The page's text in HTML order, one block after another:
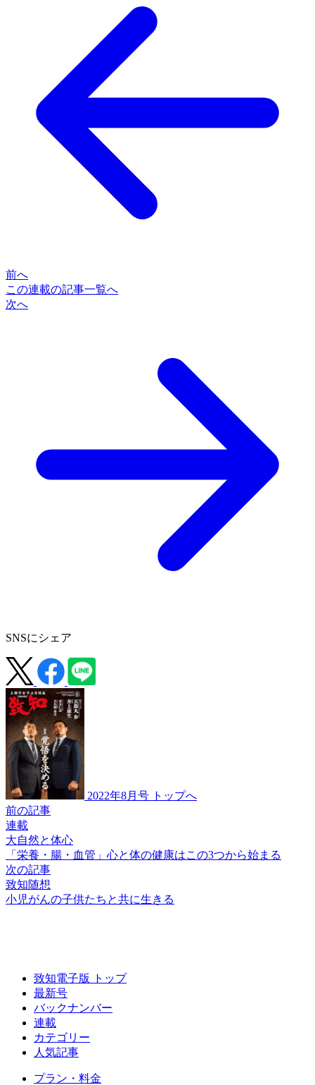
前へ
この連載の記事一覧へ
次へ
SNSにシェア
2022年8月号 トップへ
前の記事
連載
大自然と体心
「栄養・腸・血管」 心と体の健康はこの3つから始まる
次の記事
致知随想
小児がんの子供たちと共に生きる
致知電子版 トップ
最新号
バックナンバー
連載
カテゴリー
人気記事
プラン・料金